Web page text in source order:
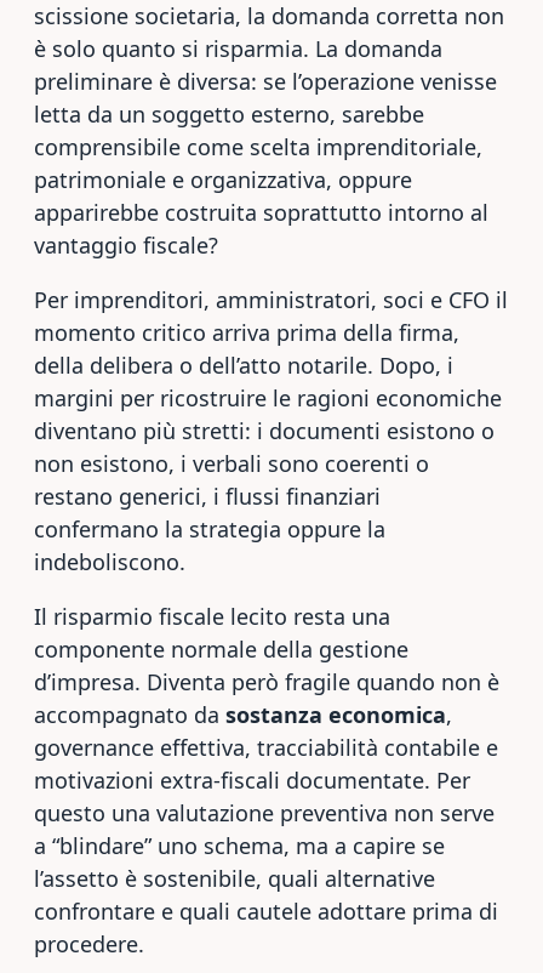
scissione societaria, la domanda corretta non
è solo quanto si risparmia. La domanda
preliminare è diversa: se l’operazione venisse
letta da un soggetto esterno, sarebbe
comprensibile come scelta imprenditoriale,
patrimoniale e organizzativa, oppure
apparirebbe costruita soprattutto intorno al
vantaggio fiscale?
Per imprenditori, amministratori, soci e CFO il
momento critico arriva prima della firma,
della delibera o dell’atto notarile. Dopo, i
margini per ricostruire le ragioni economiche
diventano più stretti: i documenti esistono o
non esistono, i verbali sono coerenti o
restano generici, i flussi finanziari
confermano la strategia oppure la
indeboliscono.
Il risparmio fiscale lecito resta una
componente normale della gestione
d’impresa. Diventa però fragile quando non è
accompagnato da sostanza economica,
governance effettiva, tracciabilità contabile e
motivazioni extra-fiscali documentate. Per
questo una valutazione preventiva non serve
a “blindare” uno schema, ma a capire se
l’assetto è sostenibile, quali alternative
confrontare e quali cautele adottare prima di
procedere.